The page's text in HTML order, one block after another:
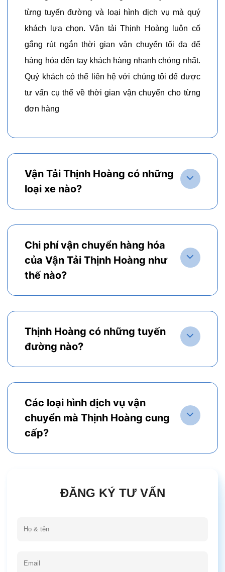
từng tuyến đường và loại hình dịch vụ mà quý
khách lựa chọn. Vận tải Thịnh Hoàng luôn cố
gắng rút ngắn thời gian vận chuyển tối đa để
hàng hóa đến tay khách hàng nhanh chóng nhất.
Quý khách có thể liên hệ với chúng tôi để được
tư vấn cụ thể về thời gian vận chuyển cho từng
đơn hàng
Vận Tải Thịnh Hoàng có những
loại xe nào?
Chi phí vận chuyển hàng hóa
của Vận Tải Thịnh Hoàng như
thế nào?
Thịnh Hoàng có những tuyến
đường nào?
Các loại hình dịch vụ vận
chuyển mà Thịnh Hoàng cung
cấp?
ĐĂNG KÝ TƯ VẤN